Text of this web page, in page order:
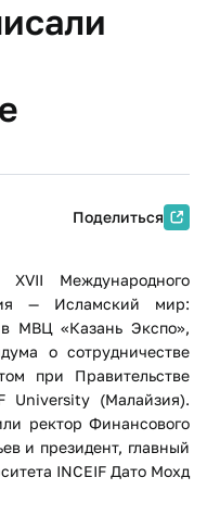
Поделиться
Международного
— Исламский мир:
в МВЦ «Казань Экспо»,
о сотрудничестве
при Правительстве
University (Малайзия).
ректор Финансового
и президент, главный
INCEIF Дато Мохд